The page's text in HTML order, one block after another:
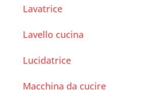
Lavatrice
Lavello cucina
Lucidatrice
Macchina da cucire